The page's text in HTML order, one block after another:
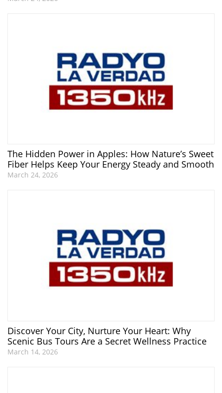
The Hidden Power in Apples: How Nature’s Sweet
Fiber Helps Keep Your Energy Steady and Smooth
March 24, 2026
Discover Your City, Nurture Your Heart: Why
Scenic Bus Tours Are a Secret Wellness Practice
March 14, 2026